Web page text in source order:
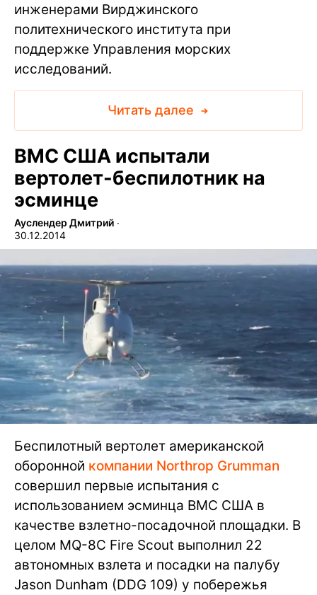
инженерами Вирджинского
политехнического института при
поддержке Управления морских
исследований.
Читать далее
ВМС США испытали
вертолет-беспилотник на
эсминце
Ауслендер Дмитрий ∙
30.12.2014
Беспилотный вертолет американской
оборонной компании Northrop Grumman
совершил первые испытания с
использованием эсминца ВМС США в
качестве взлетно-посадочной площадки. В
целом MQ-8C Fire Scout выполнил 22
автономных взлета и посадки на палубу
Jason Dunham (DDG 109) у побережья